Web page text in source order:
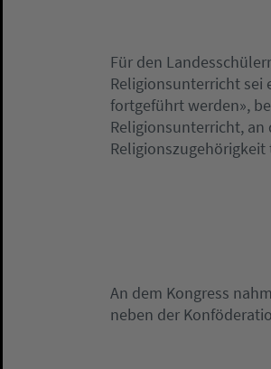
Für den
Religionsunterricht sei
fortgeführt werden»,
Religionsunterricht,
An dem Kongress
neben der